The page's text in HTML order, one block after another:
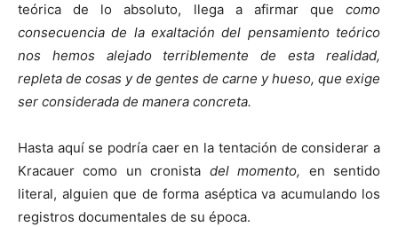
teórica de lo absoluto, llega a afirmar que como
consecuencia de la exaltación del pensamiento teórico
nos hemos alejado terriblemente de esta realidad,
repleta de cosas y de gentes de carne y hueso, que exige
ser considerada de manera concreta.
Hasta aquí se podría caer en la tentación de considerar a
Kracauer como un cronista del momento, en sentido
literal, alguien que de forma aséptica va acumulando los
registros documentales de su época.